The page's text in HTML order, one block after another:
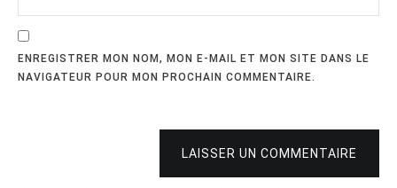
ENREGISTRER MON NOM, MON E-MAIL ET MON SITE DANS LE
NAVIGATEUR POUR MON PROCHAIN COMMENTAIRE.
LAISSER UN COMMENTAIRE